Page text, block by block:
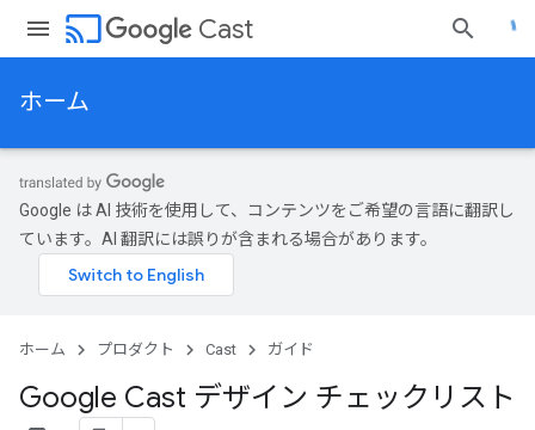
cast Cast
ホーム
Google は AI 技術を使用して、コンテンツをご希望の言語に翻訳し
ています。AI 翻訳には誤りが含まれる場合があります。
ホーム プロダクト Cast ガイド
Google Cast デザイン チェックリスト